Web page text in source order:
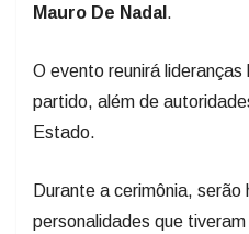
Mauro De Nadal
O evento reunirá
partido, além de
Estado.
Durante a cerimônia, serão
personalidades que